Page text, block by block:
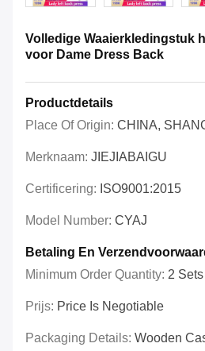
Volledige Waaierkledingstuk
voor Dame Dress Back
Productdetails
Place Of Origin: CHINA,
Merknaam: JIEJIABAIGU
Certificering: ISO9001:2015
Model Number: CYAJ
Betaling En
Minimum Order Quantity: 2 Sets
Prijs: Price Is Negotiable
Packaging Details: Wooden